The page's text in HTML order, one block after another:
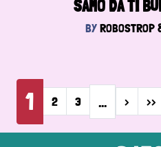
SAMO DA TI
BYROBOSTROP
Pagination
1 2 3 … › Next››